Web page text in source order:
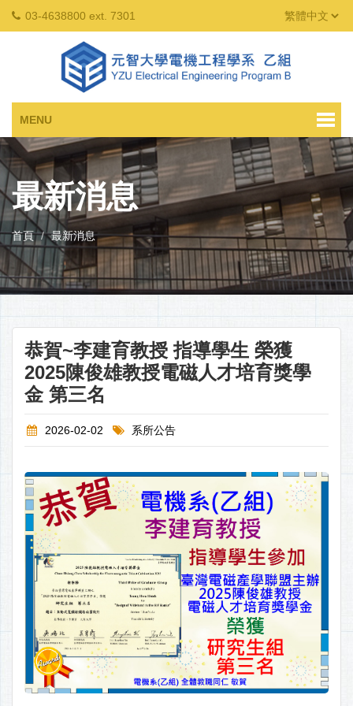
03-4638800 ext. 7301
MENU
最新消息
首頁 最新消息
恭賀~李建育教授 指導學生 榮獲
2025陳俊雄教授電磁人才培育獎學
金 第三名
2026-02-02 系所公告